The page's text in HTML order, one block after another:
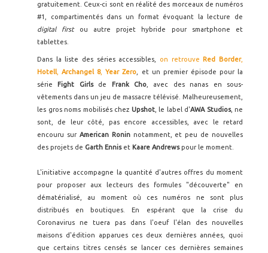
gratuitement. Ceux-ci sont en réalité des morceaux de numéros
#1, compartimentés dans un format évoquant la lecture de
digital firstou autre projet hybride pour smartphone et
tablettes.
Dans la liste des séries accessibles, on retrouveRed Border,
Hotell ,Archangel 8,Year Zero , et un premier épisode pour la
série Fight Girlsde Frank Cho , avec des nanas en sous-
vêtements dans un jeu de massacre télévisé. Malheureusement,
les gros noms mobilisés chez Upshot, le label d'AWA Studios, ne
sont, de leur côté, pas encore accessibles, avec le retard
encouru sur American Roninnotamment, et peu de nouvelles
des projets de Garth Enniset Kaare Andrewspour le moment.
L'initiative accompagne la quantité d'autres offres du moment
pour proposer aux lecteurs des formules "découverte" en
dématérialisé, au moment où ces numéros ne sont plus
distribués en boutiques. En espérant que la crise du
Coronavirus ne tuera pas dans l'oeuf l'élan des nouvelles
maisons d'édition apparues ces deux dernières années, quoi
que certains titres censés se lancer ces dernières semaines